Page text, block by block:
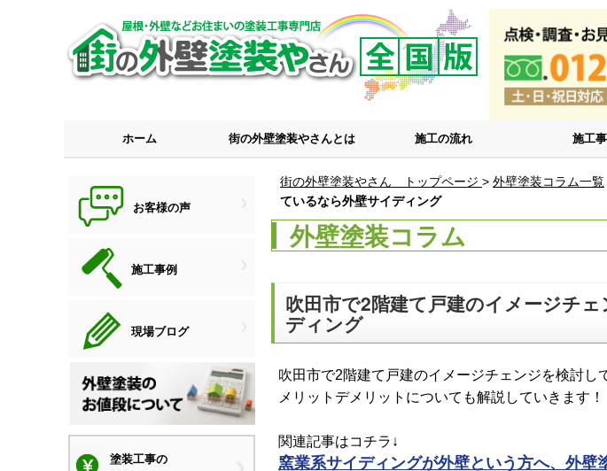
ホーム 街の外壁塗装やさんとは 施工の流れ 施工
お客様の声
施工事例
現場ブログ
塗装工事の
街の外壁塗装やさん トップページ > 外壁塗装コラム一覧
ているなら外壁サイディング
外壁塗装コラム
吹田市で2階建て戸建のイメージチ
ディング
吹田市で2階建て戸建のイメージチェンジを検討し
メリットデメリットについても解説していきます！
関連記事はコチラ↓
窯業系サイディングが外壁という方へ、外壁